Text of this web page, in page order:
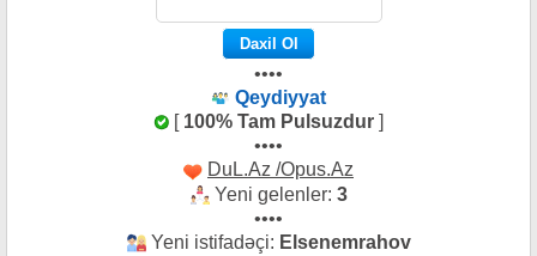
••••
Qeydiyyat
[ 100% Tam Pulsuzdur ]
••••
DuL.Az /Opus.Az
Yeni gelenler: 3
••••
Yeni istifadəçi: Elsenemrahov